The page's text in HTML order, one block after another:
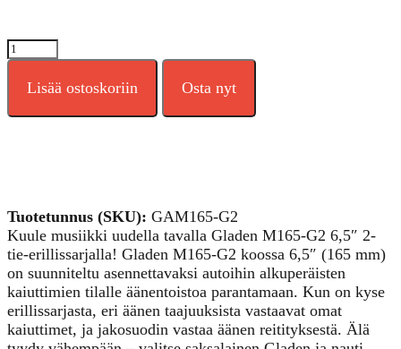
Gladen
M165-
2-
määrä
Lisää ostoskoriin Osta nyt
Tuotetunnus (SKU): GAM165-G2
Kuule musiikki uudella tavalla Gladen M165-G2 6,5″ 2-
tie-erillissarjalla! Gladen M165-G2 koossa 6,5″ (165 mm)
on suunniteltu asennettavaksi autoihin alkuperäisten
kaiuttimien tilalle äänentoistoa parantamaan. Kun on kyse
erillissarjasta, eri äänen taajuuksista vastaavat omat
kaiuttimet, ja jakosuodin vastaa äänen reitityksestä. Älä